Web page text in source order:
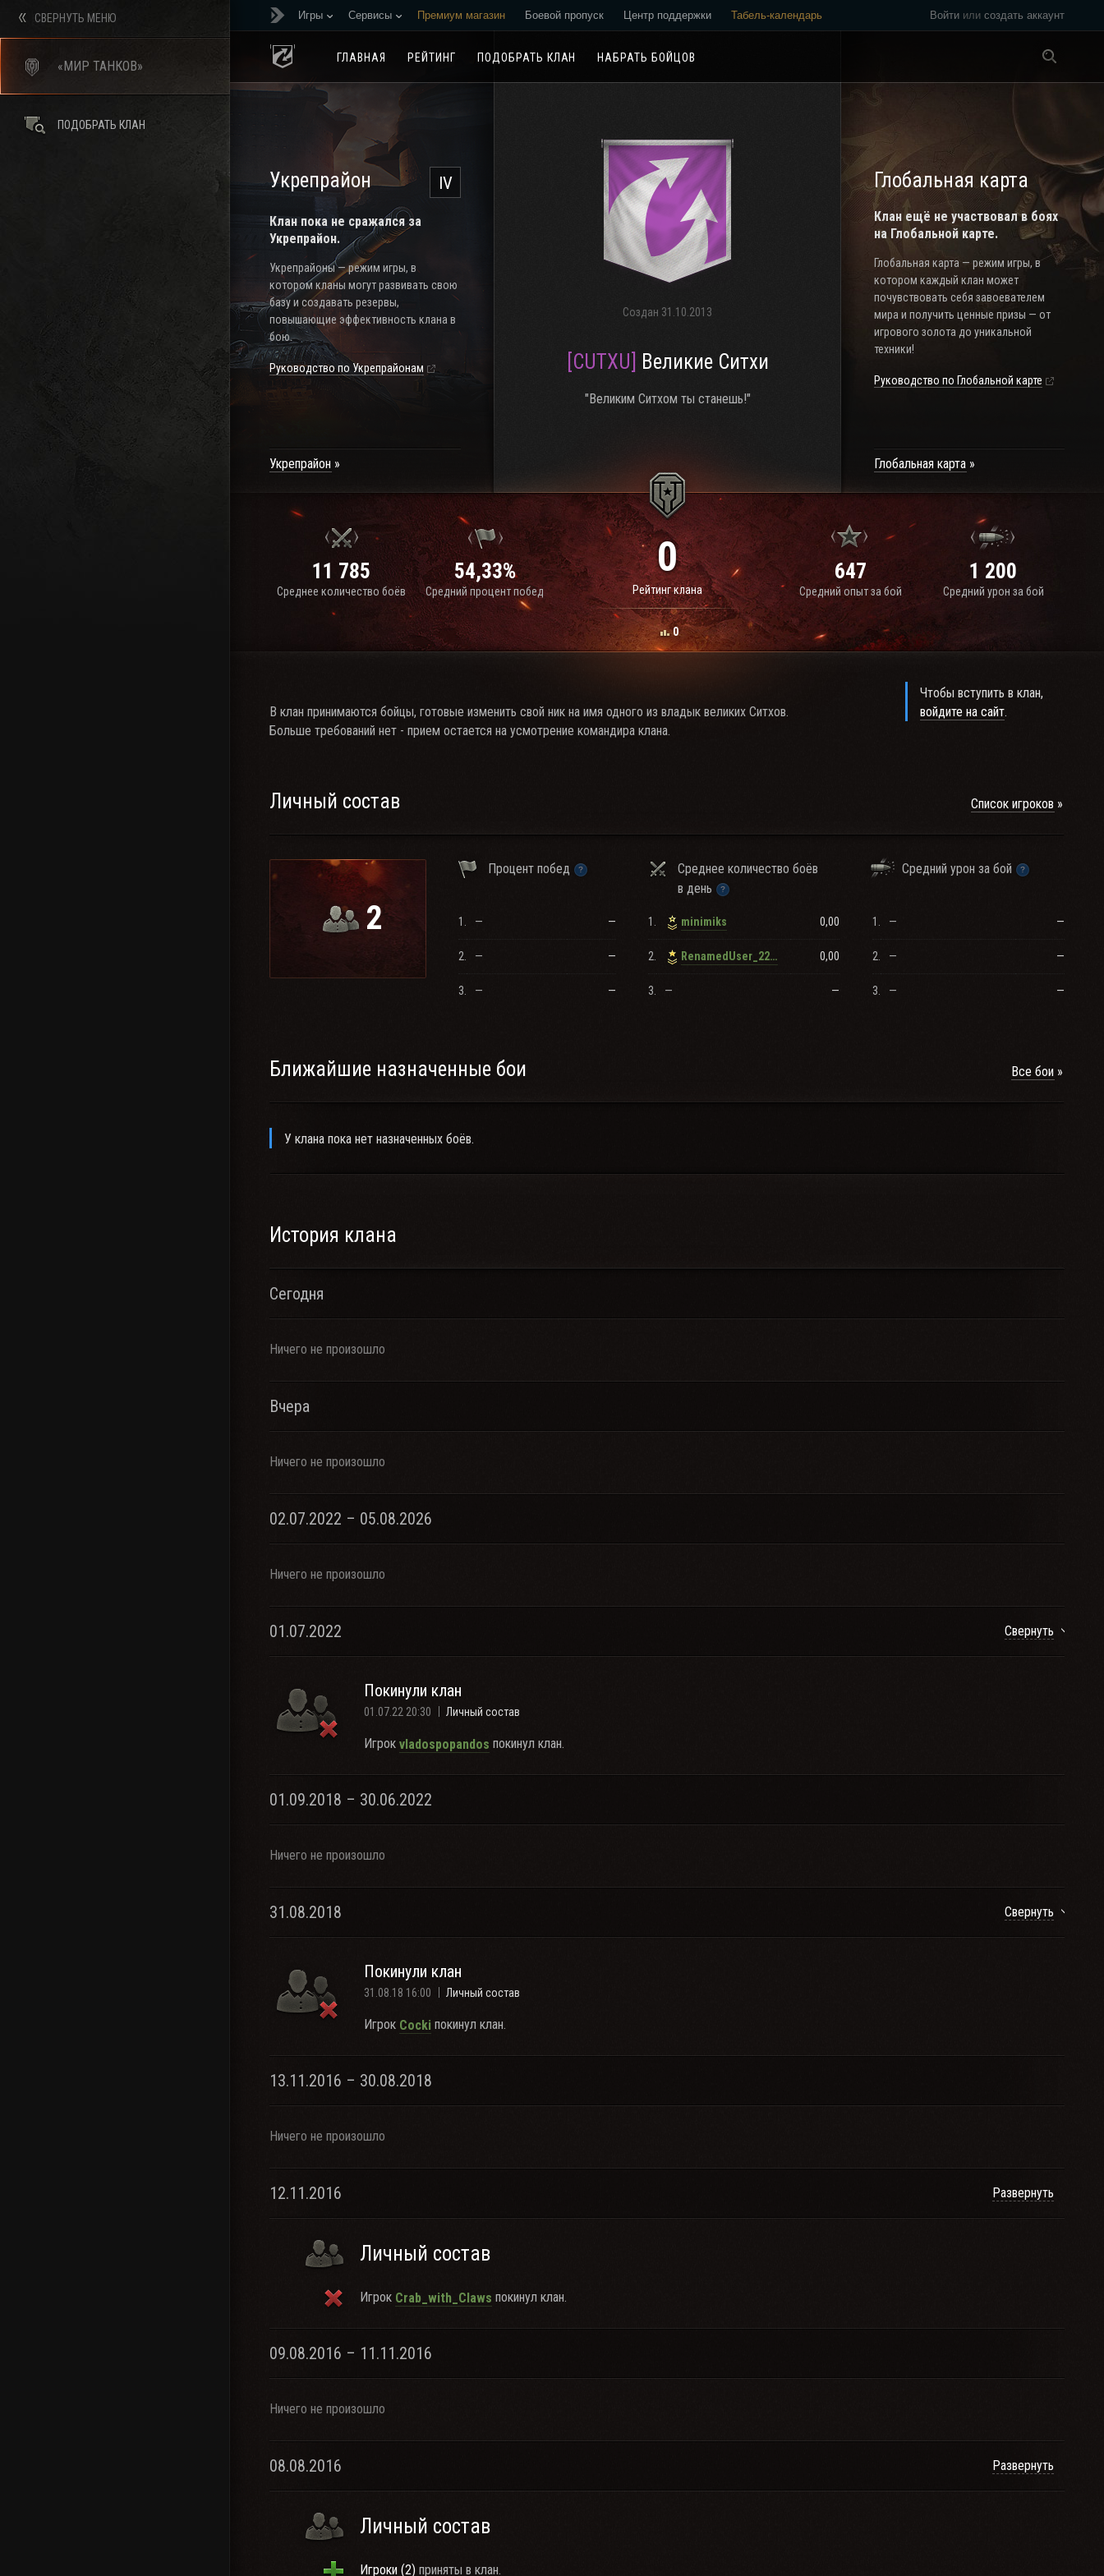
Войти или создать аккаунт
Игры Сервисы Премиум магазин Боевой пропуск Центр поддержки Табель-календарь
ГЛАВНАЯ РЕЙТИНГ ПОДОБРАТЬ КЛАН НАБРАТЬ БОЙЦОВ
IV
Укрепрайон
Клан пока не сражался за
Укрепрайон.
Укрепрайоны — режим игры, в
котором кланы могут развивать свою
базу и создавать резервы,
повышающие эффективность клана в
бою.
Руководство по Укрепрайонам
Укрепрайон
Создан 31.10.2013
[CUTXU] Великие Ситхи
"Великим Ситхом ты станешь!"
Глобальная карта
Клан ещё не участвовал в боях
на Глобальной карте.
Глобальная карта — режим игры, в
котором каждый клан может
почувствовать себя завоевателем
мира и получить ценные призы — от
игрового золота до уникальной
техники!
Руководство по Глобальной карте
Глобальная карта
11 785
Среднее количество боёв
54,33%
Средний процент побед
0
Рейтинг клана
0
647
Средний опыт за бой
1 200
Средний урон за бой
В клан принимаются бойцы, готовые изменить свой ник на имя одного из владык великих Ситхов.
Больше требований нет - прием остается на усмотрение командира клана.
Чтобы вступить в клан,
войдите на сайт.
Личный состав Список игроков
2
Процент побед
Среднее количество боёв
в день
Средний урон за бой
1. — —
2. — —
3. — —
1. minimiks 0,00
2. RenamedUser_22893635 0,00
3. — —
1. — —
2. — —
3. — —
Ближайшие назначенные бои Все бои
У клана пока нет назначенных боёв.
История клана
Сегодня
Ничего не произошло
Вчера
Ничего не произошло
02.07.2022 – 05.08.2026
Ничего не произошло
01.07.2022 Свернуть
Покинули клан
01.07.22 20:30 Личный состав
Игрок vladospopandos покинул клан.
01.09.2018 – 30.06.2022
Ничего не произошло
31.08.2018 Свернуть
Покинули клан
31.08.18 16:00 Личный состав
Игрок Cocki покинул клан.
13.11.2016 – 30.08.2018
Ничего не произошло
12.11.2016 Развернуть
Личный состав
Игрок Crab_with_Claws покинул клан.
09.08.2016 – 11.11.2016
Ничего не произошло
08.08.2016 Развернуть
Личный состав
Игроки (2) приняты в клан.
СВЕРНУТЬ МЕНЮ
«МИР ТАНКОВ»
ПОДОБРАТЬ КЛАН